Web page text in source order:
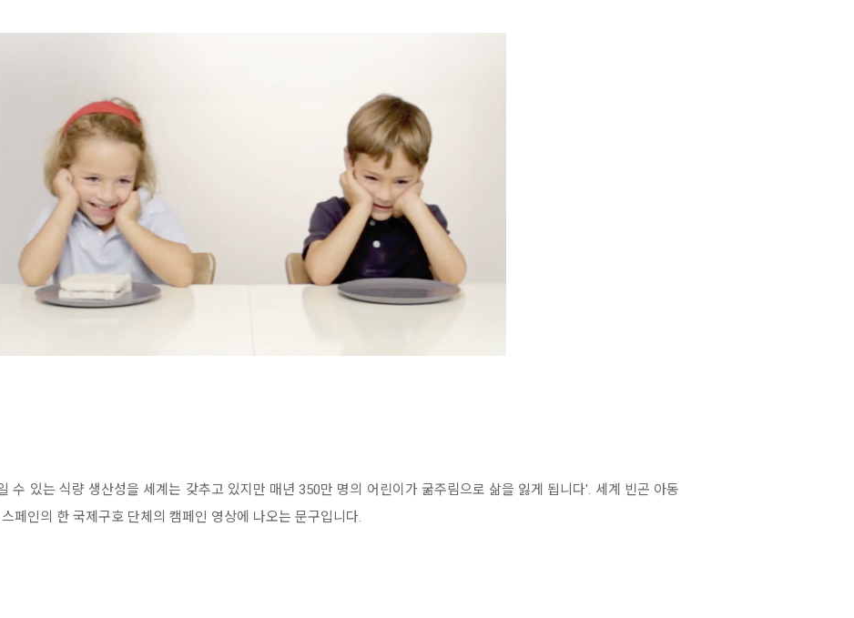
수 있는 식량 생산성을 세계는 갖추고 있지만 매년 350만 명의 어린이가 굶주림으로 삶을 잃게 됩니다'. 세계 빈곤 아동
페인의 한 국제구호 단체의 캠페인 영상에 나오는 문구입니다.